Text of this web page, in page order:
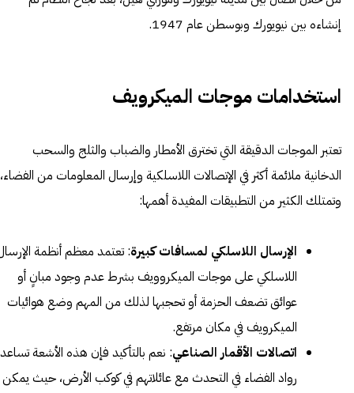
إنشاءه بين نيويورك وبوسطن عام 1947.
استخدامات موجات الميكرويف
تعتبر الموجات الدقيقة التي تخترق الأمطار والضباب والثلج والسحب
الدخانية ملائمة أكثر في الإتصالات اللاسلكية وإرسال المعلومات من الفضاء،
وتمتلك الكثير من التطبيقات المفيدة أهمها:
الإرسال اللاسلكي لمسافات كبيرة: تعتمد معظم أنظمة
اللاسلكي على موجات الميكروويف بشرط عدم وجود مبانٍ أو
عوائق تضعف الحزمة أو تحجبها لذلك من المهم وضع هوائيات
الميكرويف في مكان مرتفع.
اتصالات الأقمار الصناعي: نعم بالتأكيد فإن هذه الأشعة تساعد
رواد الفضاء في التحدث مع عائلاتهم في كوكب الأرض، حيث يمكن